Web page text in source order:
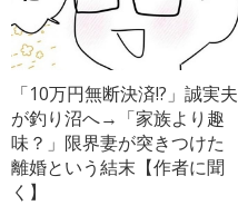
「10万円無断決済!?」誠実夫
が釣り沼へ→「家族より趣
味？」限界妻が突きつけた
離婚という結末【作者に聞
く】